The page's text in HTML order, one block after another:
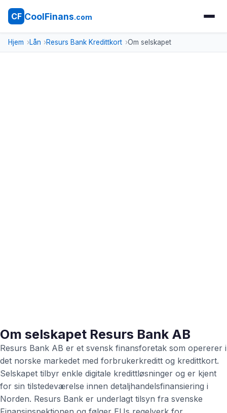
CF CoolFinans.com
Hjem Lån Resurs Bank Kredittkort Om selskapet
Om selskapet Resurs Bank AB
Resurs Bank AB er et svensk finansforetak som opererer i
det norske markedet med forbrukerkreditt og kredittkort.
Selskapet tilbyr enkle digitale kredittløsninger og er kjent
for sin tilstedeværelse innen detaljhandelsfinansiering i
Norden. Resurs Bank er underlagt tilsyn fra svenske